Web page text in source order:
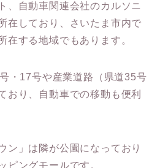
、自動車関連会社のカルソニ
在しており、さいたま市内で
在する地域でもあります。
・17号や産業道路（県道35号
おり、自動車での移動も便利
ン」は隣が公園になっており
ピングモールです。